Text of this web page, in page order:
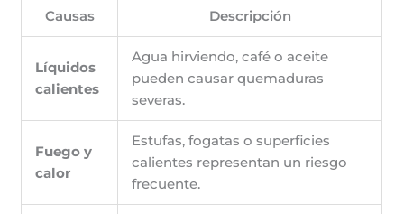
Causas Descripción
Líquidos
calientes
Agua hirviendo, café o aceite
pueden causar quemaduras
severas.
Fuego y
calor
Estufas, fogatas o superficies
calientes representan un riesgo
frecuente.